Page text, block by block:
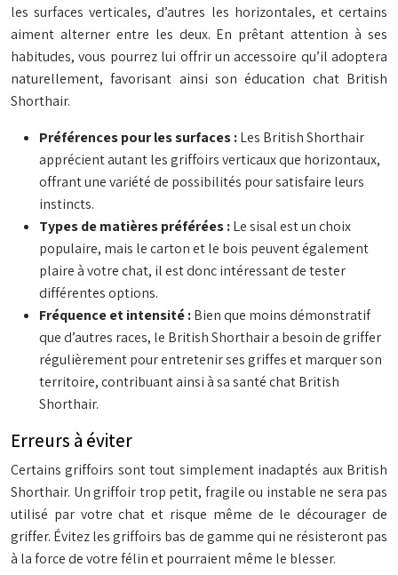
les surfaces verticales, d’autres les horizontales, et certains
aiment alterner entre les deux. En prêtant attention à ses
habitudes, vous pourrez lui offrir un accessoire qu’il adoptera
naturellement, favorisant ainsi son éducation chat British
Shorthair.
Préférences pour les surfaces :Les British Shorthair
apprécient autant les griffoirs verticaux que horizontaux,
offrant une variété de possibilités pour satisfaire leurs
instincts.
Types de matières préférées :Le sisal est un choix
populaire, mais le carton et le bois peuvent également
plaire à votre chat, il est donc intéressant de tester
différentes options.
Fréquence et intensité :Bien que moins démonstratif
que d’autres races, le British Shorthair a besoin de griffer
régulièrement pour entretenir ses griffes et marquer son
territoire, contribuant ainsi à sa santé chat British
Shorthair.
Erreurs à éviter
Certains griffoirs sont tout simplement inadaptés aux British
Shorthair. Un griffoir trop petit, fragile ou instable ne sera pas
utilisé par votre chat et risque même de le décourager de
griffer. Évitez les griffoirs bas de gamme qui ne résisteront pas
à la force de votre félin et pourraient même le blesser.